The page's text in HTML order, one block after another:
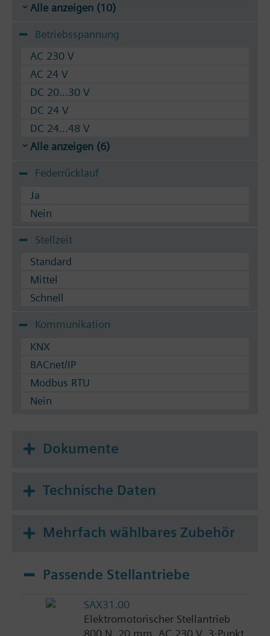
Alle anzeigen (10)
Betriebsspannung
AC 230 V
AC 24 V
DC 20...30 V
DC 24 V
DC 24...48 V
Alle anzeigen (6)
Federrücklauf
Ja
Nein
Stellzeit
Standard
Mittel
Schnell
Kommunikation
KNX
BACnet/IP
Modbus RTU
Nein
Dokumente
Technische Daten
Mehrfach wählbares Zubehör
Passende Stellantriebe
SAX31.00
Elektromotorischer Stellantrieb
800 N, 20 mm, AC 230 V, 3-Punkt